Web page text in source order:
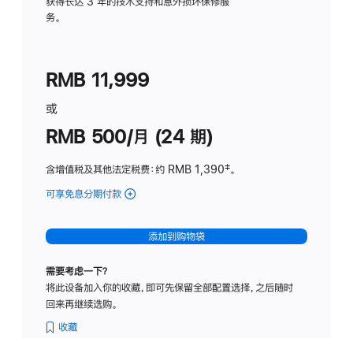
务。
RMB 11,999
或
RMB 500/月 (24 期)
含增值税及其他法定税费：约 RMB 1,390脚
‡。
可享免息分期付款 (Studio
-
标
璃
添加到购物袋
需要考虑一下？
将此设备加入你的收藏，即可先保留全部配置选择，之后随时
回来再继续选购。
收藏